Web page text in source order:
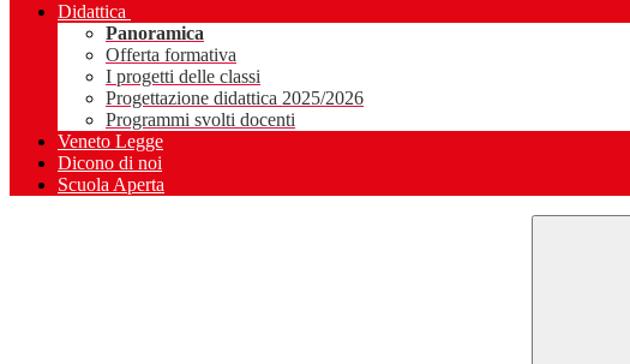
Didattica
Panoramica
Offerta formativa
I progetti delle classi
Progettazione didattica 2025/2026
Programmi svolti docenti
Veneto Legge
Dicono di noi
Scuola Aperta